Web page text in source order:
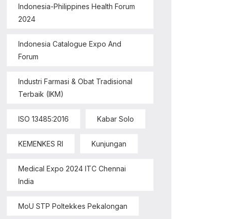
Indonesia-Philippines Health Forum
2024
Indonesia Catalogue Expo And
Forum
Industri Farmasi & Obat Tradisional
Terbaik (IKM)
ISO 13485:2016 Kabar Solo
KEMENKES RI Kunjungan
Medical Expo 2024 ITC Chennai
India
MoU STP Poltekkes Pekalongan